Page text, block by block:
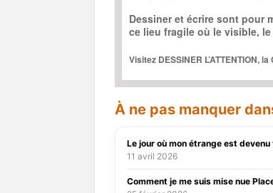
Dessiner et écrire sont pour
ce lieu fragile où le visible,
Visitez DESSINER L’ATTENTION,
À ne pas manquer
Le jour où mon étrange est
11 avril 2026
Comment je me suis mise nue